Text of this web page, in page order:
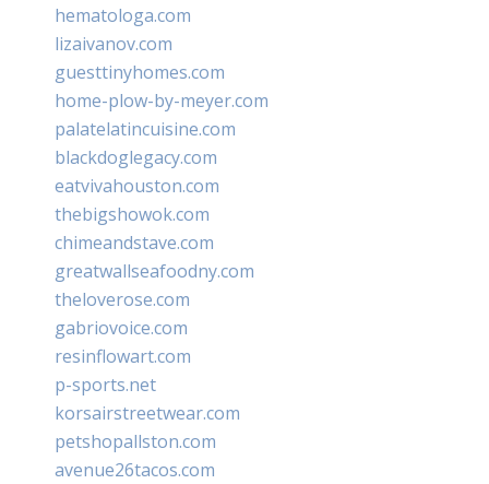
hematologa.com
lizaivanov.com
guesttinyhomes.com
home-plow-by-meyer.com
palatelatincuisine.com
blackdoglegacy.com
eatvivahouston.com
thebigshowok.com
chimeandstave.com
greatwallseafoodny.com
theloverose.com
gabriovoice.com
resinflowart.com
p-sports.net
korsairstreetwear.com
petshopallston.com
avenue26tacos.com